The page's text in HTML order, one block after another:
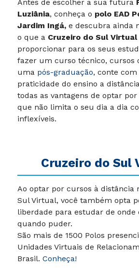
Antes de escolher a sua futura
Luziânia, conheça o polo EAD
Jardim Ingá, e descubra ainda
o que a Cruzeiro do Sul Virtual
proporcionar para os seus
fazer um curso técnico, cursos
uma pós-graduação, conte com
praticidade do ensino a
todas as vantagens de optar
que não limita o seu dia a dia
inflexíveis.
Cruzeiro do Sul
Ao optar por cursos à distância
Sul Virtual, você também opta
liberdade para estudar de onde
quando puder.
São mais de 1500 Polos
Unidades Virtuais de
Brasil. Conheça!